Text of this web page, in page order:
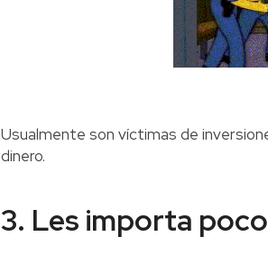
Usualmente son víctimas de
dinero.
3. Les importa